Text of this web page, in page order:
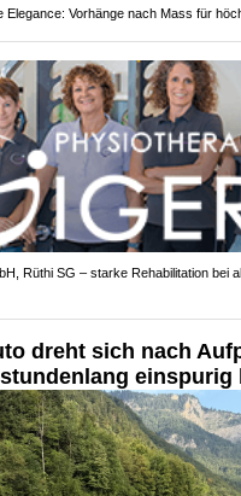
Elegance: Vorhänge nach Mass für
Rüthi SG – starke Rehabilitation bei
dreht sich nach
einspurig